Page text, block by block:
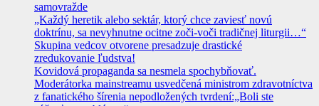
samovražde
„Každý heretik alebo sektár, ktorý chce zaviesť novú
doktrínu, sa nevyhnutne ocitne zoči-voči tradičnej liturgii…“
Skupina vedcov otvorene presadzuje drastické
zredukovanie ľudstva!
Kovidová propaganda sa nesmela spochybňovať.
Moderátorka mainstreamu usvedčená ministrom zdravotníctva
z fanatického šírenia nepodložených tvrdení:„Boli ste